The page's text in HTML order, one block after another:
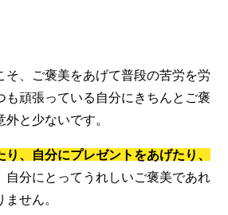
そ、ご褒美をあげて普段の苦労を労
も頑張っている自分にきちんとご褒
と少ないです。
、自分にプレゼントをあげたり、
自分にとってうれしいご褒美であれ
せん。